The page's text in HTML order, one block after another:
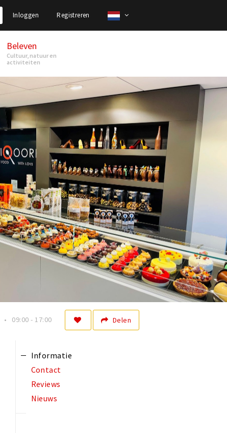
Inloggen Registreren
Beleven
Cultuur, natuur en
activiteiten
Delen
09:00 - 17:00
Informatie
Contact
Reviews
Nieuws